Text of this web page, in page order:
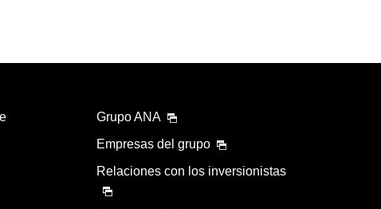
Grupo ANA
Empresas del grupo
Relaciones con los inversionistas